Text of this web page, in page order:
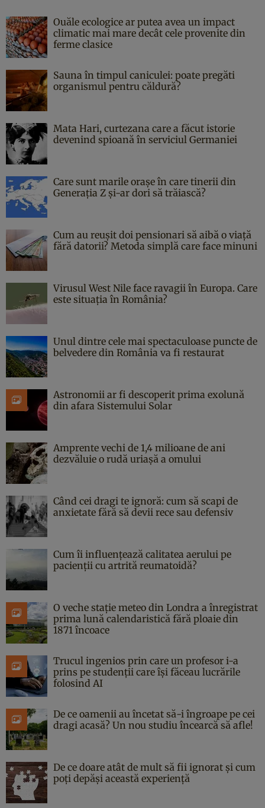
Ouăle ecologice ar putea avea un impact
climatic mai mare decât cele provenite din
ferme clasice
Sauna în timpul caniculei: poate pregăti
organismul pentru căldură?
Mata Hari, curtezana care a făcut istorie
devenind spioană în serviciul Germaniei
Care sunt marile orașe în care tinerii din
Generația Z și-ar dori să trăiască?
Cum au reușit doi pensionari să aibă o viață
fără datorii? Metoda simplă care face minuni
Virusul West Nile face ravagii în Europa. Care
este situația în România?
Unul dintre cele mai spectaculoase puncte de
belvedere din România va fi restaurat
Astronomii ar fi descoperit prima exolună
din afara Sistemului Solar
Amprente vechi de 1,4 milioane de ani
dezvăluie o rudă uriașă a omului
Când cei dragi te ignoră: cum să scapi de
anxietate fără să devii rece sau defensiv
Cum îi influențează calitatea aerului pe
pacienții cu artrită reumatoidă?
O veche stație meteo din Londra a înregistrat
prima lună calendaristică fără ploaie din
1871 încoace
Trucul ingenios prin care un profesor i-a
prins pe studenții care își făceau lucrările
folosind AI
De ce oamenii au încetat să-i îngroape pe cei
dragi acasă? Un nou studiu încearcă să afle!
De ce doare atât de mult să fii ignorat și cum
poți depăși această experiență